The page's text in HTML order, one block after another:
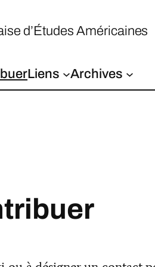
d’Études Américaines
Liens Archives